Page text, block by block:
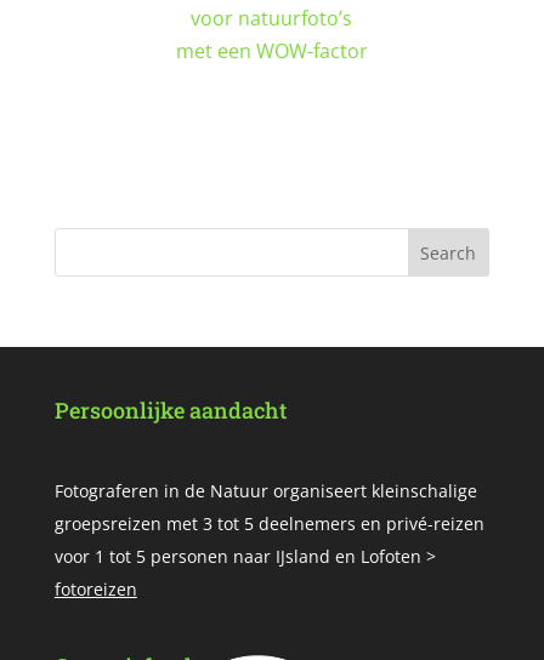
voor natuurfoto’s
met een WOW-factor
Persoonlijke aandacht
Fotograferen in de Natuur organiseert kleinschalige
groepsreizen met 3 tot 5 deelnemers en privé-reizen
voor 1 tot 5 personen naar IJsland en Lofoten >
fotoreizen